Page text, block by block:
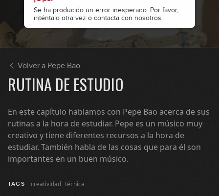
Accede Regístrate
Volver a Pepe Bao
RUTINA DE ESTUDIO
En este capítulo hablamos con Pepe Bao acerca de sus
rutinas a la hora de estudiar. Pepe es un músico muy
creativo y tiene diferentes recursos a la hora de
estudiar. También habla de las cosas que para él son
importantes en un buen músico.
TAGS creatividad técnica